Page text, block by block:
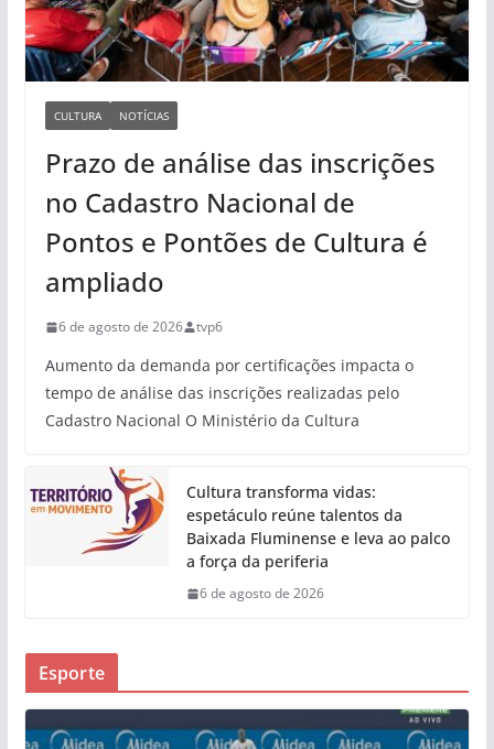
CULTURA NOTÍCIAS
Prazo de análise das inscrições
no Cadastro Nacional de
Pontos e Pontões de Cultura é
ampliado
6 de agosto de 2026 tvp6
Aumento da demanda por certificações impacta o
tempo de análise das inscrições realizadas pelo
Cadastro Nacional O Ministério da Cultura
Cultura transforma vidas:
espetáculo reúne talentos da
Baixada Fluminense e leva ao palco
a força da periferia
6 de agosto de 2026
Esporte